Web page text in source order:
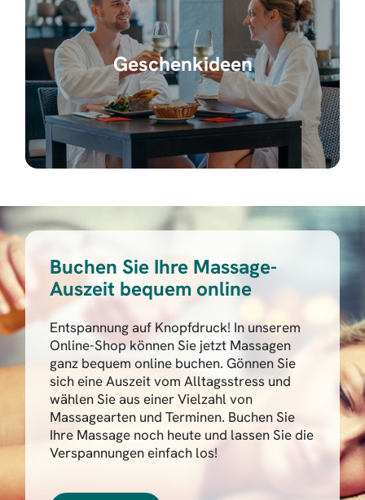
Geschenkideen
Buchen Sie Ihre Massage-
Auszeit bequem online
Entspannung auf Knopfdruck! In unserem
Online-Shop können Sie jetzt Massagen
ganz bequem online buchen. Gönnen Sie
sich eine Auszeit vom Alltagsstress und
wählen Sie aus einer Vielzahl von
Massagearten und Terminen. Buchen Sie
Ihre Massage noch heute und lassen Sie die
Verspannungen einfach los!